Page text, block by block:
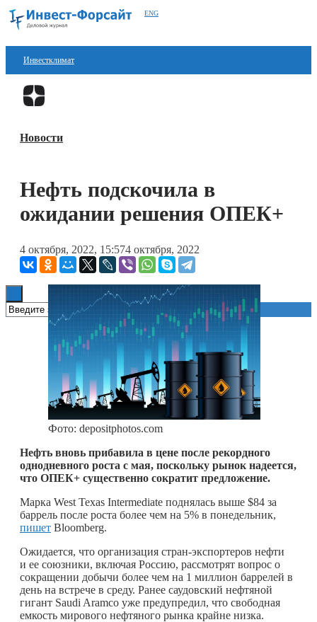
ENG
Инвестклимат
Финансы
Блокчейн
Технологии
Книги
Новости
Нефть подскочила в
ожидании решения ОПЕК+
4 октября, 2022, 15:574 октября, 2022
Фото: depositphotos.com
Нефть вновь прибавила в цене после рекордного
однодневного роста с мая, поскольку рынок надеется,
что ОПЕК+ существенно сократит предложение.
Марка West Texas Intermediate поднялась выше $84 за
баррель после роста более чем на 5% в понедельник,
пишет Bloomberg.
Ожидается, что организация стран-экспортеров нефти
и ее союзники, включая Россию, рассмотрят вопрос о
сокращении добычи более чем на 1 миллион баррелей в
день на встрече в среду. Ранее саудовский нефтяной
гигант Saudi Aramco уже предупредил, что свободная
емкость мирового нефтяного рынка крайне низка.